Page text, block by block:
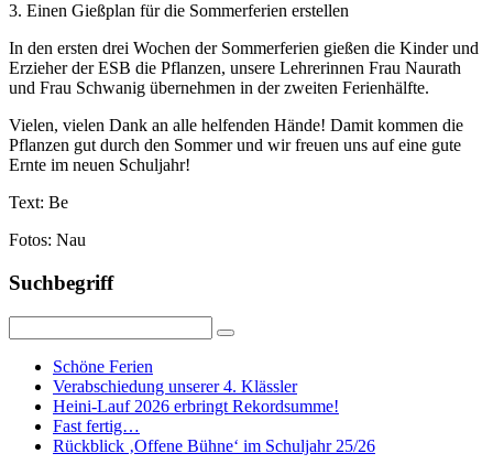
3. Einen Gießplan für die Sommerferien erstellen
In den ersten drei Wochen der Sommerferien gießen die Kinder und
Erzieher der ESB die Pflanzen, unsere Lehrerinnen Frau Naurath
und Frau Schwanig übernehmen in der zweiten Ferienhälfte.
Vielen, vielen Dank an alle helfenden Hände! Damit kommen die
Pflanzen gut durch den Sommer und wir freuen uns auf eine gute
Ernte im neuen Schuljahr!
Text: Be
Fotos: Nau
Suchbegriff
Schöne Ferien
Verabschiedung unserer 4. Klässler
Heini-Lauf 2026 erbringt Rekordsumme!
Fast fertig…
Rückblick ‚Offene Bühne‘ im Schuljahr 25/26